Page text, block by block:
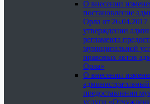
О внесении
постановление
Орла от
утверждении
регламента
муниципальной
правовых актов
Орла»
О внесении
административный
предоставления
услуги